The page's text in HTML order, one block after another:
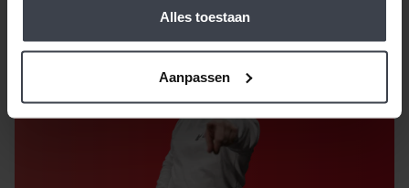
Alles toestaan
Aanpassen